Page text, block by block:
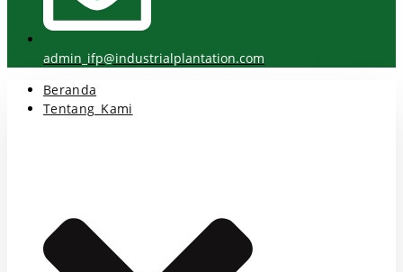
admin_ifp@industrialplantation.com
Beranda
Tentang Kami